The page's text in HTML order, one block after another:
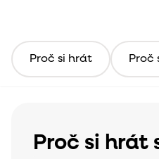
Proč si hrát Proč
Proč si hrát